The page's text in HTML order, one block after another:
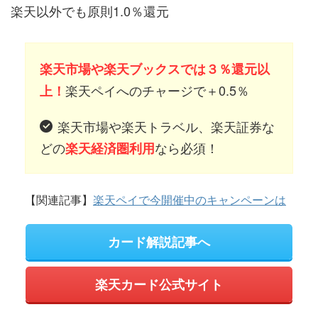
楽天以外でも原則1.0％還元
楽天市場や楽天ブックスでは３％還元以
上！ 楽天ペイへのチャージで＋0.5％
楽天市場や楽天トラベル、楽天証券な
どの楽天経済圏利用なら必須！
【関連記事】 楽天ペイで今開催中のキャンペーンは
カード解説記事へ
楽天カード公式サイト